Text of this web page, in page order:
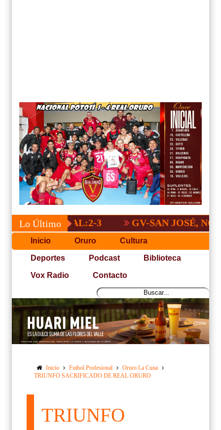
Lo Último GV-SAN JOSÉ, NO PUDO
Inicio Oruro Cultura
Deportes Podcast Biblioteca
Vox Radio Contacto
Inicio Futbol Profesional
Oruro La Cuna
TRIUNFO SACRIFICADO DE REAL ORURO
TRIUNFO